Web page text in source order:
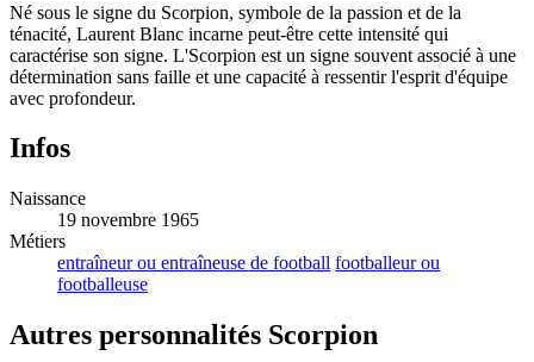
Né sous le signe du Scorpion, symbole de la passion et de la
ténacité, Laurent Blanc incarne peut-être cette intensité qui
caractérise son signe. L'Scorpion est un signe souvent associé à une
détermination sans faille et une capacité à ressentir l'esprit d'équipe
avec profondeur.
Infos
Naissance
19 novembre 1965
Métiers
entraîneur ou entraîneuse de football footballeur ou
footballeuse
Autres personnalités Scorpion